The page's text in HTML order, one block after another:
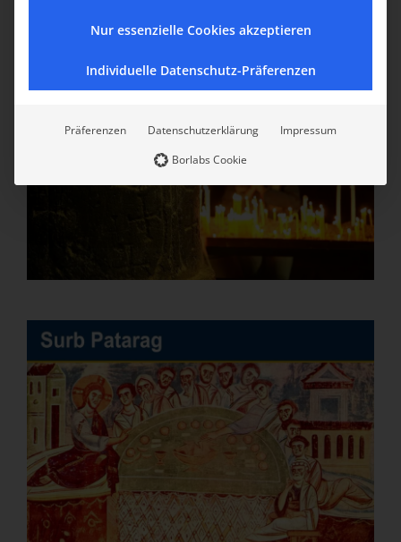
Nur essenzielle Cookies akzeptieren
Individuelle Datenschutz-Präferenzen
Präferenzen Datenschutzerklärung
Impressum
Borlabs Cookie